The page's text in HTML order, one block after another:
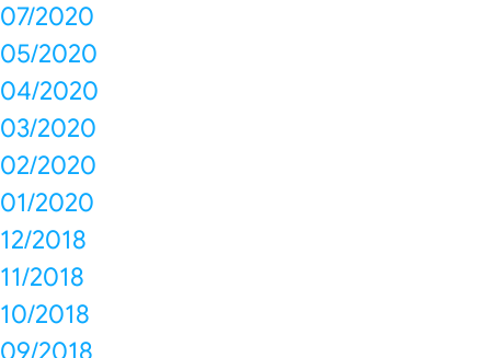
07/2020
05/2020
04/2020
03/2020
02/2020
01/2020
12/2018
11/2018
10/2018